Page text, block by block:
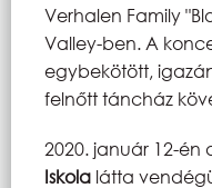
Verhalen Family
Valley-ben. A
egybekötött,
felnőtt táncház
2020. január 12-én
Iskola látta